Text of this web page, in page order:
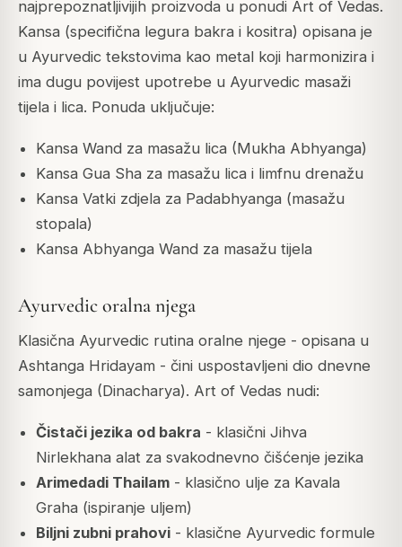
najprepoznatljivijih proizvoda u ponudi Art of Vedas.
Kansa (specifična legura bakra i kositra) opisana je
u Ayurvedic tekstovima kao metal koji harmonizira i
ima dugu povijest upotrebe u Ayurvedic masaži
tijela i lica. Ponuda uključuje:
Kansa Wand za masažu lica (Mukha Abhyanga)
Kansa Gua Sha za masažu lica i limfnu drenažu
Kansa Vatki zdjela za Padabhyanga (masažu
stopala)
Kansa Abhyanga Wand za masažu tijela
Ayurvedic oralna njega
Klasična Ayurvedic rutina oralne njege - opisana u
Ashtanga Hridayam - čini uspostavljeni dio dnevne
samonjega (Dinacharya). Art of Vedas nudi:
Čistači jezika od bakra - klasični Jihva
Nirlekhana alat za svakodnevno čišćenje jezika
Arimedadi Thailam- klasično ulje za Kavala
Graha (ispiranje uljem)
Biljni zubni prahovi- klasične Ayurvedic formule